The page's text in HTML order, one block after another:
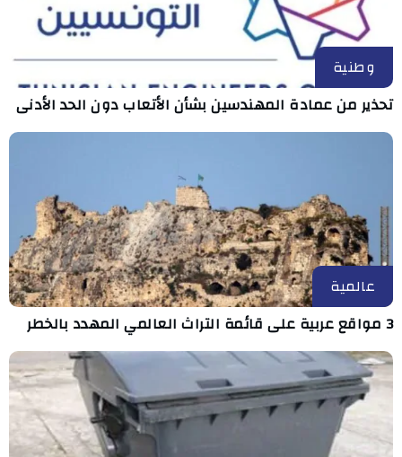
وطنية
تحذير من عمادة المهندسين بشأن الأتعاب دون الحد الأدنى
عالمية
3 مواقع عربية على قائمة التراث العالمي المهدد بالخطر